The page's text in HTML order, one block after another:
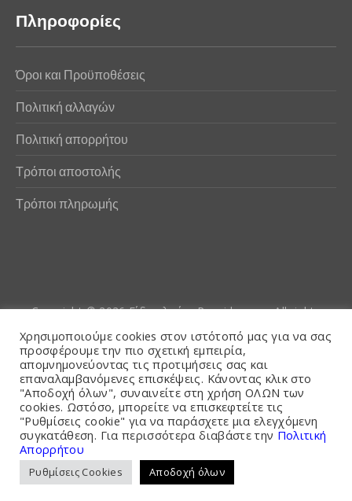
Πληροφορίες
Όροι και Προϋποθέσεις
Πολιτική αλλαγών
Πολιτική απορρήτου
Τρόποι αποστολής
Τρόποι πληρωμής
Copyright © 2026Είδη αλιείας Poseidwnn.gr. All rights
reserved. Powered by
PlexusCore
Όροι και Προϋποθέσεις
Χρησιμοποιούμε cookies στον ιστότοπό μας για να σας
προσφέρουμε την πιο σχετική εμπειρία,
απομνημονεύοντας τις προτιμήσεις σας και
επαναλαμβανόμενες επισκέψεις. Κάνοντας κλικ στο
"Αποδοχή όλων", συναινείτε στη χρήση ΟΛΩΝ των
cookies. Ωστόσο, μπορείτε να επισκεφτείτε τις
"Ρυθμίσεις cookie" για να παράσχετε μια ελεγχόμενη
συγκατάθεση. Για περισσότερα διαβάστε την Πολιτική
Απορρήτου
Ρυθμίσεις Cookies Αποδοχή όλων